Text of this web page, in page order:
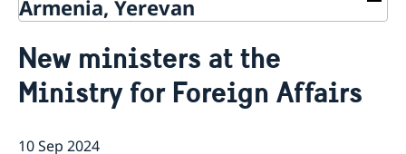
Armenia, Yerevan
About us
Ambassador
Current
New ministers at the
Ministry for Foreign Affairs
10 Sep 2024